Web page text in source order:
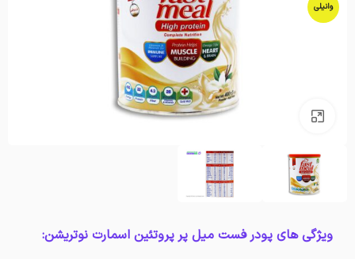
وانیلی
بزرگنمایی تصویر
ویژگی های پودر فست میل پر پروتئین اسمارت نوتریشن: